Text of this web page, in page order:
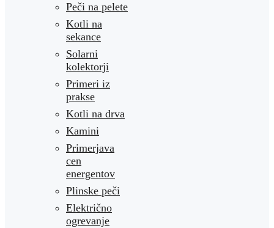
Peči na pelete
Kotli na
sekance
Solarni
kolektorji
Primeri iz
prakse
Kotli na drva
Kamini
Primerjava
cen
energentov
Plinske peči
Električno
ogrevanje